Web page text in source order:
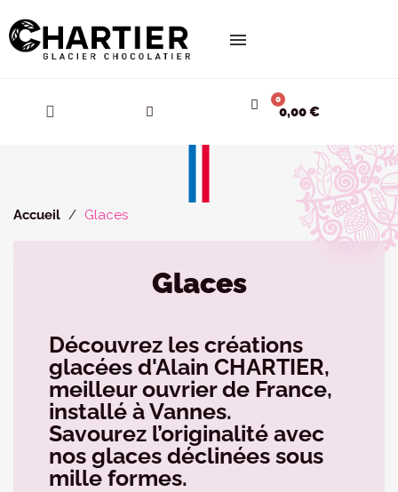
0,00 €
Accueil Glaces
Glaces
Découvrez les créations
glacées d'Alain CHARTIER,
meilleur ouvrier de France,
installé à Vannes.
Savourez l’originalité avec
nos glaces déclinées sous
mille formes.